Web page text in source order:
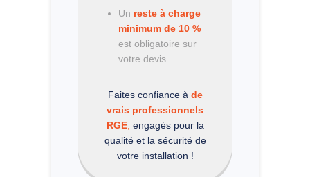
Un reste à charge
minimum de 10 %
est obligatoire sur
votre devis.
Faites confiance à de
vrais professionnels
RGE, engagés pour la
qualité et la sécurité de
votre installation !